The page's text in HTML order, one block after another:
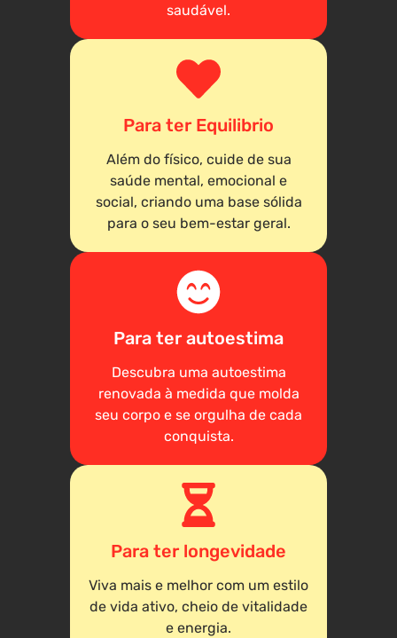
saudável.
Para ter Equilibrio
Além do físico, cuide de sua
saúde mental, emocional e
social, criando uma base sólida
para o seu bem-estar geral.
Para ter autoestima
Descubra uma autoestima
renovada à medida que molda
seu corpo e se orgulha de cada
conquista.
Para ter longevidade
Viva mais e melhor com um estilo
de vida ativo, cheio de vitalidade
e energia.